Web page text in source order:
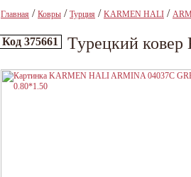
Главная / Ковры / Турция / KARMEN HALI /
Код 375661 Турецкий